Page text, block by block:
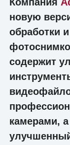
новую
обработки
содержит
камерами, а